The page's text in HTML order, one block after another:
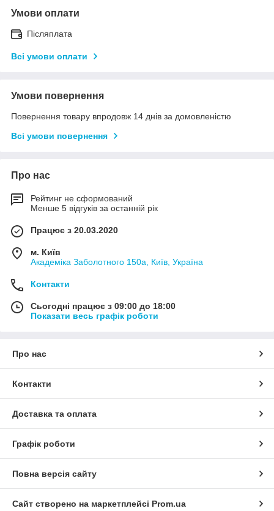
Умови оплати
Післяплата
Всі умови оплати
Умови повернення
Повернення товару впродовж 14 днів за домовленістю
Всі умови повернення
Про нас
Рейтинг не сформований
Менше 5 відгуків за останній рік
Працює з 20.03.2020
м. Київ
Академіка Заболотного 150а, Київ, Україна
Контакти
Сьогодні працює з 09:00 до 18:00
Показати весь графік роботи
Про нас
Контакти
Доставка та оплата
Графік роботи
Повна версія сайту
Сайт створено на маркетплейсі Prom.ua